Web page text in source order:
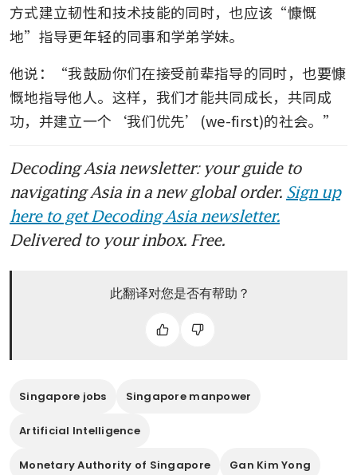
方式建立韧性和技术技能的同时，也应该“慷慨
地”指导更年轻的同事和学弟学妹。
他说：“我鼓励你们在接受前辈指导的同时，也要慷
慨地指导他人。这样，我们才能共同成长，共同成
功，并建立一个‘我们优先’(we-first)的社会。”
Decoding Asia newsletter: your guide to
navigating Asia in a new global order. Sign up
here to get Decoding Asia newsletter.
Delivered to your inbox. Free.
此翻译对您是否有帮助？
Singapore jobs Singapore manpower
Artificial Intelligence
Monetary Authority of Singapore Gan Kim Yong